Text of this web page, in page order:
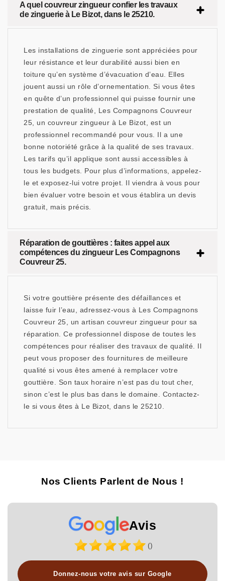
A quel couvreur zingueur confier les travaux
de zinguerie à Le Bizot, dans le 25210.
Les installations de zinguerie sont appréciées pour
leur résistance et leur durabilité aussi bien en
toiture qu’en système d’évacuation d’eau. Elles
jouent aussi un rôle d’ornementation. Si vous êtes
en quête d’un professionnel qui puisse fournir une
prestation de qualité, Les Compagnons Couvreur
25, un couvreur zingueur à Le Bizot, est un
professionnel recommandé pour vous. Il a une
bonne notoriété grâce à la qualité de ses travaux.
Les tarifs qu’il applique sont aussi accessibles à
tous les budgets. Pour plus d’informations, appelez-
le et exposez-lui votre projet. Il viendra à vous pour
bien évaluer votre besoin et vous établira un devis
gratuit, mais précis.
Réparation de gouttières : faites appel aux
compétences du zingueur Les Compagnons
Couvreur 25.
Si votre gouttière présente des défaillances et
laisse fuir l’eau, adressez-vous à Les Compagnons
Couvreur 25, un artisan couvreur zingueur pour sa
réparation. Ce professionnel dispose de toutes les
compétences pour réaliser des travaux de qualité. Il
peut vous proposer des fournitures de meilleure
qualité si vous êtes amené à remplacer votre
gouttière. Son taux horaire n’est pas du tout cher,
sinon c’est le plus bas dans le domaine. Contactez-
le si vous êtes à Le Bizot, dans le 25210.
Nos Clients Parlent de Nous !
Avis
()
Donnez-nous votre avis sur Google